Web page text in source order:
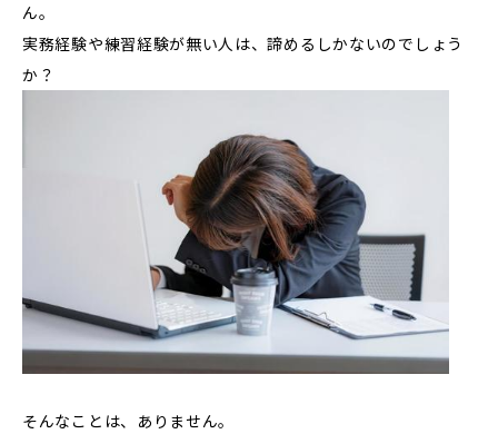
ん。
実務経験や練習経験が無い人は、諦めるしかないのでしょう
か？
そんなことは、ありません。